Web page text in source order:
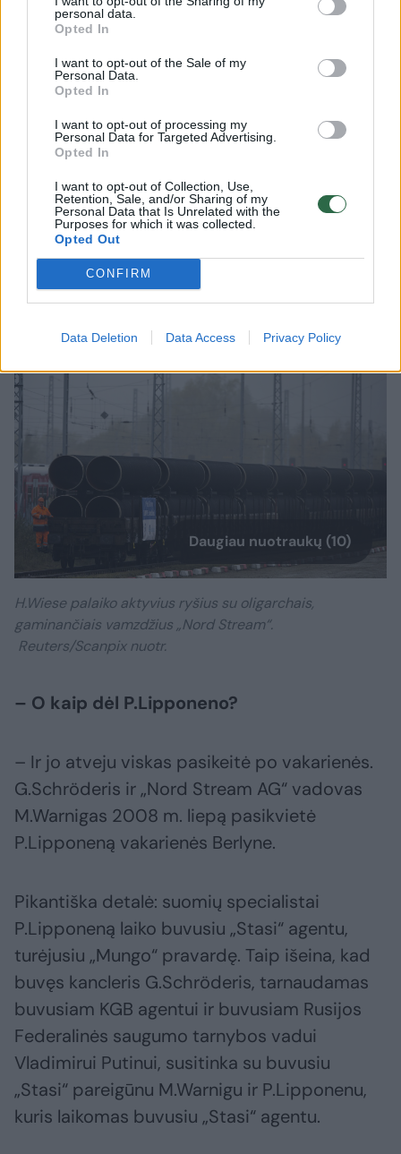
personal data.
Opted In
I want to opt-out of the Sale of my
Personal Data.
Opted In
I want to opt-out of processing my
Personal Data for Targeted Advertising.
Opted In
I want to opt-out of Collection, Use,
Retention, Sale, and/or Sharing of my
Personal Data that Is Unrelated with the
Purposes for which it was collected.
Opted Out
CONFIRM
Data Deletion Data Access Privacy Policy
Kitą dieną pastarasis pareiškė, kad dabar jis
– kompanijos „GRL Consult“, užsiimančios
vokiečių kompanijos E.ON, vienos „Nord
Stream 1“ akcininkės. viešaisiais ryšiais,
lobistas.
Kompanija „Uniper“, dukterinė E.ON įmonė,
šiandien – viena „Nord Stream 2“
finansuotojų, o jos vadovas Vokietijoje –
Rusijos garbės konsulas.
Daugiau nuotraukų (10)
H.Wiese palaiko aktyvius ryšius su oligarchais,
gaminančiais vamzdžius „Nord Stream“.
Reuters/Scanpix nuotr.
– O kaip dėl P.Lipponeno?
– Ir jo atveju viskas pasikeitė po vakarienės.
G.Schröderis ir „Nord Stream AG“ vadovas
M.Warnigas 2008 m. liepą pasikvietė
P.Lipponeną vakarienės Berlyne.
Pikantiška detalė: suomių specialistai
P.Lipponeną laiko buvusiu „Stasi“ agentu,
turėjusiu „Mungo“ pravardę. Taip išeina, kad
buvęs kancleris G.Schröderis, tarnaudamas
buvusiam KGB agentui ir buvusiam Rusijos
Federalinės saugumo tarnybos vadui
Vladimirui Putinui, susitinka su buvusiu
„Stasi“ pareigūnu M.Warnigu ir P.Lipponenu,
kuris laikomas buvusiu „Stasi“ agentu.